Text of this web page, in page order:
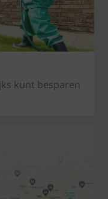
kunt besparen